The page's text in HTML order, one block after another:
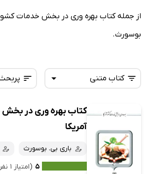
از جمله کتاب بهره وری در بخش خدمات کشور
بوسورث.
تازه‌ها
پربحث‌ها
کتاب متنی
همه کتاب‌ها
کتاب‌های صوتی
کتاب‌های متنی
کتاب بهره وری در
آمریکا
باری بی. بوسورث
۵ (امتیاز ۱ نفر)